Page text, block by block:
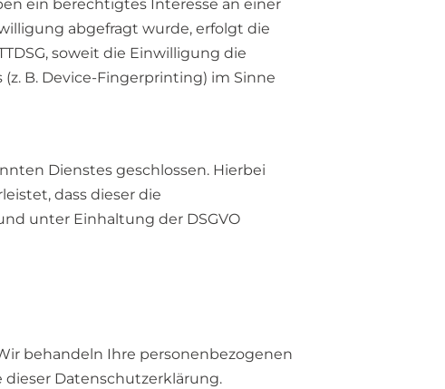
ein berechtigtes Interesse an einer
abgefragt wurde, erfolgt die
soweit die Einwilligung die
B. Device-Fingerprinting) im Sinne
Dienstes geschlossen. Hierbei
dass dieser die
unter Einhaltung der DSGVO
behandeln Ihre personenbezogenen
Datenschutzerklärung.